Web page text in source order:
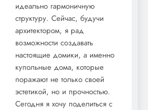
идеально гармоничную
структуру. Сейчас, будучи
архитектором, я рад
возможности создавать
настоящие домики, а именно
купольные дома, которые
поражают не только своей
эстетикой, но и прочностью.
Сегодня я хочу поделиться с